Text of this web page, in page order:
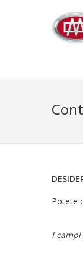
Potete
I